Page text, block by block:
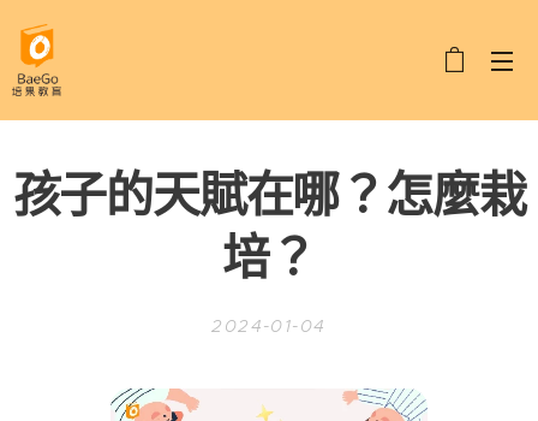
孩子的天賦在哪？怎麼栽
培？
2024-01-04